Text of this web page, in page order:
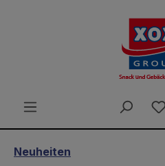
Neuheiten